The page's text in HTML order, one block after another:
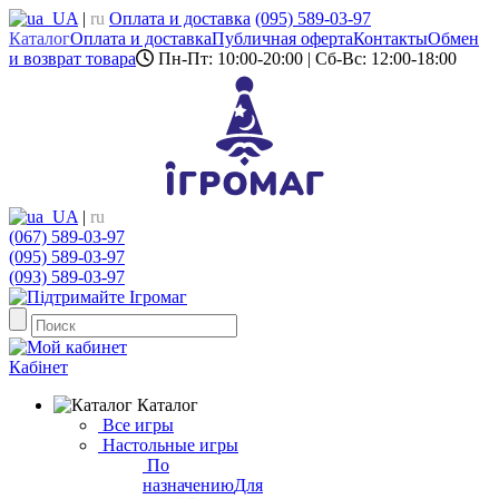
UA | ru Оплата и доставка (095) 589-03-97
КаталогОплата и доставкаПубличная офертаКонтактыОбмен
и возврат товара
Пн-Пт: 10:00-20:00 | Сб-Вс: 12:00-18:00
UA | ru
(067) 589-03-97
(095) 589-03-97
(093) 589-03-97
Кабінет
Каталог
Все игры
Настольные игры
По
назначениюДля